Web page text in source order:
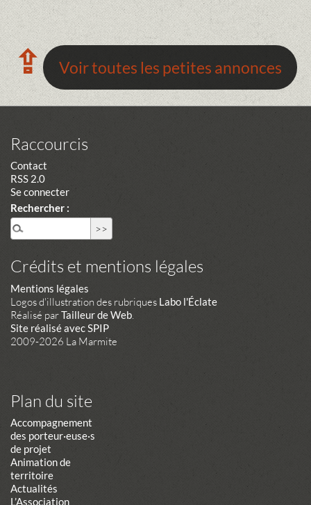
⇪ Voir toutes les petites annonces
Raccourcis
Contact
RSS 2.0
Se connecter
Rechercher :
Crédits et mentions légales
Mentions légales
Logos d'illustration des rubriques Labo l'Éclate
Réalisé parTailleur de Web
Site réalisé avec SPIP
2009-2026 La Marmite
Plan du site
Accompagnement
des porteur·euse·s
de projet
Animation de
territoire
Actualités
L’Association